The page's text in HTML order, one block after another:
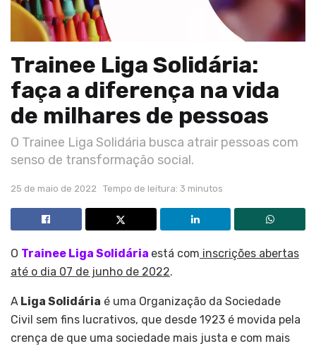
Trainee Liga Solidária:
faça a diferença na vida
de milhares de pessoas
O Trainee Liga Solidária busca atrair pessoas com
senso de transformação social.
25 de maio de 2022 Tempo de leitura: 3 minutos
O Trainee Liga Solidária está com inscrições abertas
até o dia 07 de junho de 2022.
A Liga Solidária é uma Organização da Sociedade
Civil sem fins lucrativos, que desde 1923 é movida pela
crença de que uma sociedade mais justa e com mais